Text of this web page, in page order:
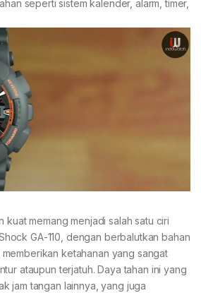
seperti sistem kalender, alarm, timer,
memang menjadi salah satu ciri
GA-110, dengan berbalutkan bahan
ketahanan yang sangat
ataupun terjatuh. Daya tahan ini yang
jam tangan lainnya, yang juga